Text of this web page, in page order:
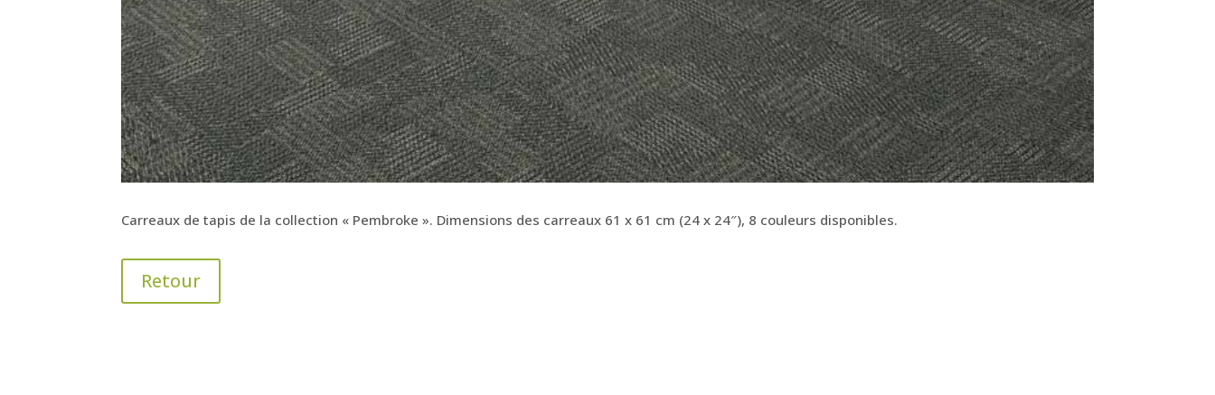
Carreaux de tapis de la collection « Pembroke ». Dimensions des carreaux 61 x 61 cm (24 x 24″), 8 couleurs disponibles.
Retour